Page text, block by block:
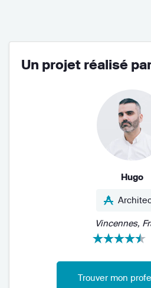
Un projet réalisé
Hugo
Vincennes,
Trouver mon